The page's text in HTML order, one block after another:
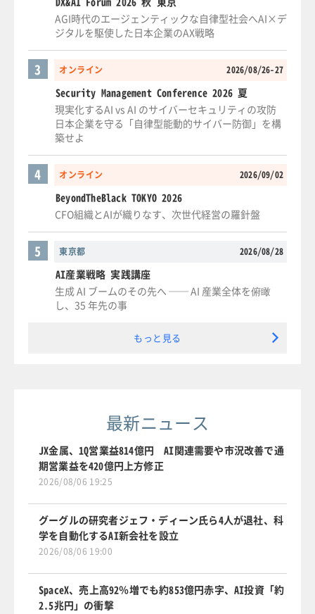
AGI時代のエージェンティックな自律型社会へAI×デ
ジタルを駆使した日本企業のAX戦略
オンライン 2026/08/26-27
3
Security Management Conference 2026 夏
現実化するAI vs AI のサイバーセキュリティの攻防
日本企業を守る「自律型能動的サイバー防御」を構
築せよ
オンライン 2026/09/02
4
BeyondTheBlack TOKYO 2026
CFO組織とAIが織りなす、次世代経営の羅針盤
東京都 2026/08/28
5
AI産業戦略 実践講座
生成 AI ブームのその先へ ── AI 産業全体を俯瞰
し、35 年先の事
もっと見る
最新ニュース
JX金属、1Q営業益814億円 AI関連需要や市況改善で通
期営業益を420億円上方修正
2026/08/06 19:25
グーグルの研究者ジェフ・ディーン氏ら4人が退社、科
学を自動化するAI新会社を設立
2026/08/06 19:00
SpaceX、売上高92％増でも約853億円赤字、AI投資「約
2.5兆円」の衝撃